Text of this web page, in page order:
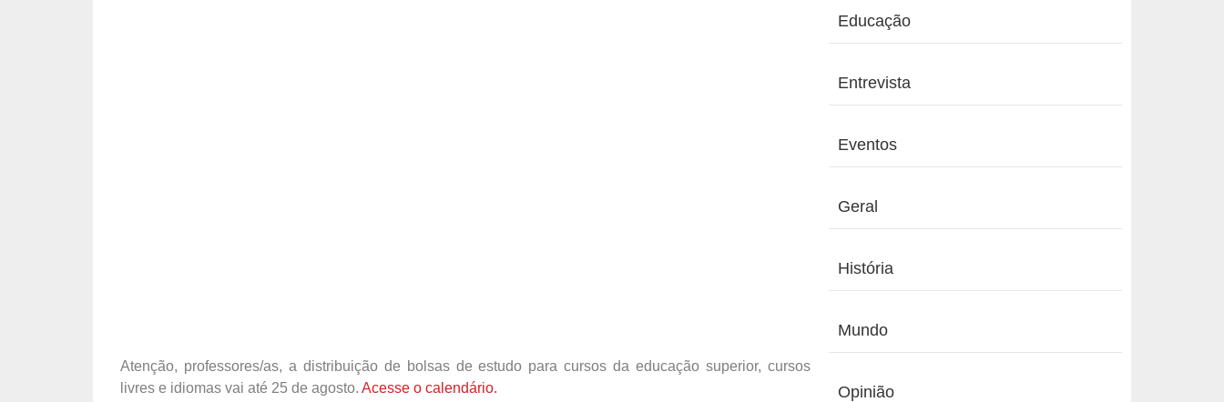
Atenção, professores/as, a distribuição de bolsas de estudo para cursos da educação superior, cursos
livres e idiomas vai até 25 de agosto. Acesse o calendário.
Educação
Entrevista
Eventos
Geral
História
Mundo
Opinião